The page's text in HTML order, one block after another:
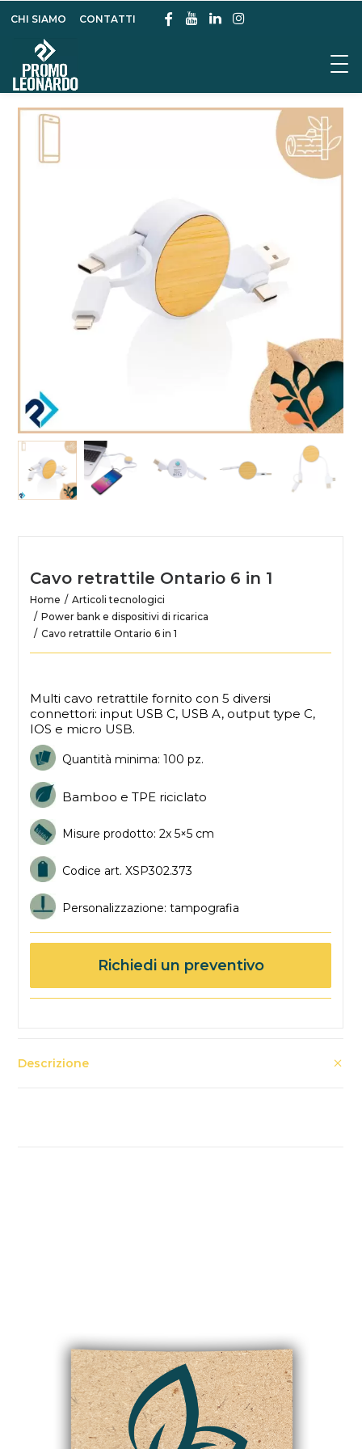
CHI SIAMO CONTATTI
Cavo retrattile Ontario 6 in 1
Home
Articoli tecnologici
Power bank e dispositivi di ricarica
Cavo retrattile Ontario 6 in 1
Multi cavo retrattile fornito con 5 diversi
connettori: input USB C, USB A, output type C,
IOS e micro USB.
Quantità minima: 100 pz.
Bamboo e TPE riciclato
Misure prodotto:2x 5×5 cm
Codice art. XSP302.373
Personalizzazione: tampografia
Richiedi un preventivo
Descrizione